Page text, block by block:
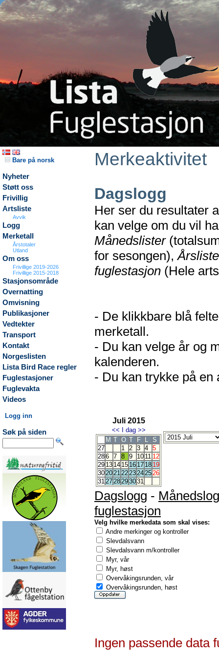
Bare på norsk
Nyheter
Støtt oss
Frivillig
Artsliste
Avvik
Logg
Merketall
Årstotaler
Utland
Om oss
Frivillige 2019-2026
Frivillige 2015-2018
Stasjonsområde
Overnatting
Omvisning
Publikasjoner
Vedtekter
Transport
Kontakt
Norgeslisten
Lista Bird Race regler
Fuglestasjoner
Fuglevakta
Videos
Logg inn
Søk på siden
Merkeaktivitet
Dagslogg
Her ser du resultater
kan velge om du vil
Månedslister
for sesongen),
fuglestasjon (Hele
- De klikkbare blå
merketall.
- Du kan velge år og
kalenderen.
- Du kan trykke på en
Juli 2015
<< I dag >>
M T O T F L
S
27
1 2 3 4 5
286 7 8 9 10 11 12
29 13 14 15 16 17 18 19
3020212223242526
312728293031
Dagslogg -
fuglestasjon
Velg hvilke merkedata som skal vises:
Andre merkinger og kontroller
Slevdalsvann
Slevdalsvann m/kontroller
Myr, vår
Myr, høst
Overvåkingsrunden, vår
Overvåkingsrunden, høst
Ingen passende data